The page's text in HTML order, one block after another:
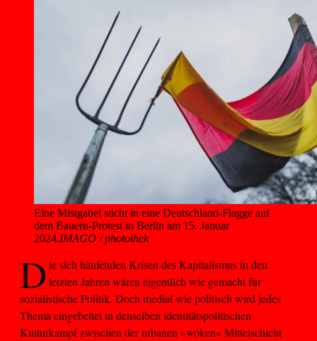
Eine Mistgabel sticht in eine Deutschland-Flagge auf
dem Bauern-Protest in Berlin am 15. Januar
2024.IMAGO / photothek
Die sich häufenden Krisen des Kapitalismus in den
letzten Jahren wären eigentlich wie gemacht für
sozialistische Politik. Doch medial wie politisch wird jedes
Thema eingebettet in denselben identitätspolitischen
Kulturkampf zwischen der urbanen »woken« Mittelschicht